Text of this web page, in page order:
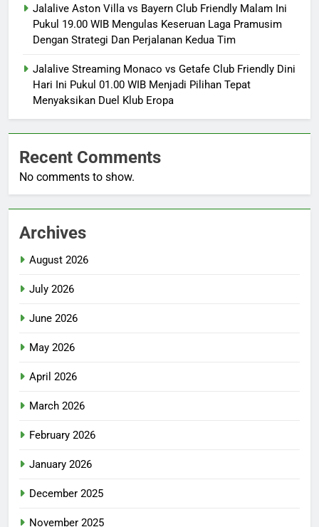
Jalalive Aston Villa vs Bayern Club Friendly Malam Ini
Pukul 19.00 WIB Mengulas Keseruan Laga Pramusim
Dengan Strategi Dan Perjalanan Kedua Tim
Jalalive Streaming Monaco vs Getafe Club Friendly Dini
Hari Ini Pukul 01.00 WIB Menjadi Pilihan Tepat
Menyaksikan Duel Klub Eropa
Recent Comments
No comments to show.
Archives
August 2026
July 2026
June 2026
May 2026
April 2026
March 2026
February 2026
January 2026
December 2025
November 2025